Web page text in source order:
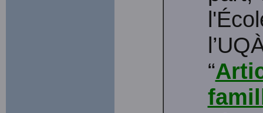
“